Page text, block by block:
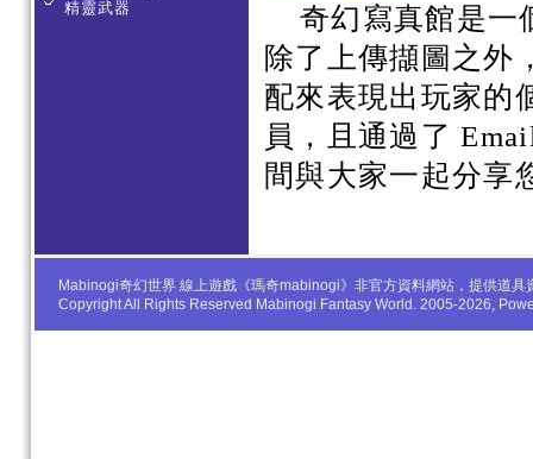
精靈武器
奇幻寫真館是一
除了上傳擷圖之外
配來表現出玩家的
員，且通過了
間與大家一起分享
Mabinogi奇幻世界 線上遊戲《瑪奇mabinogi》非官方資料網站，提供道
Copyright All Rights Reserved Mabinogi Fantasy World. 2005-2026,